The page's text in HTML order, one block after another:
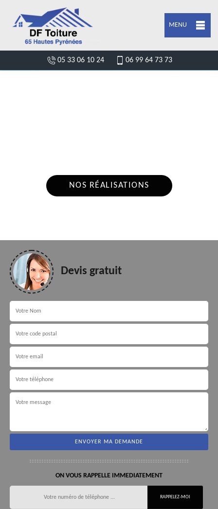
MENU
05 33 06 10 24 06 99 64 73 73
NOS RÉALISATIONS
Devis gratuit
ON VOUS RAPPELLE IMMEDIATEMENT